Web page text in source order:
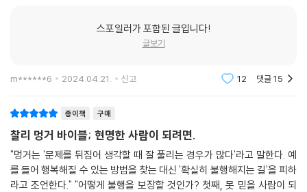
스포일러가 포함된 글입니다!
글보기
m******6 2024.04.21. 신고 12 댓글15
종이책 구매
찰리 멍거 바이블; 현명한 사람이 되려면.
"멍거는 '문제를 뒤집어 생각할 때 잘 풀리는 경우가 많다'라고 말한다. 예
를 들어 행복해질 수 있는 방법을 찾는 대신 '확실히 불행해지는 길'을 피하
라고 조언한다." "어떻게 불행을 보장할 것인가? 첫째, 못 믿을 사람이 되